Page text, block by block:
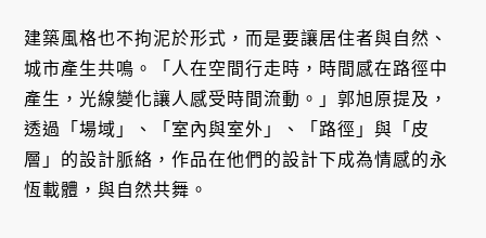
建築風格也不拘泥於形式，而是要讓居住者與自然、
城市產生共鳴。「人在空間行走時，時間感在路徑中
產生，光線變化讓人感受時間流動。」郭旭原提及，
透過「場域」、「室內與室外」、「路徑」與「皮
層」的設計脈絡，作品在他們的設計下成為情感的永
恆載體，與自然共舞。